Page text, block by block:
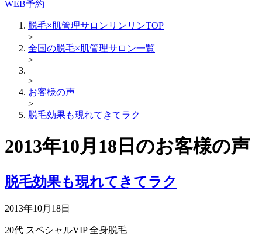
WEB予約
脱毛×肌管理サロンリンリンTOP
>
全国の脱毛×肌管理サロン一覧
>
>
お客様の声
>
脱毛効果も現れてきてラク
2013年10月18日のお客様の声
脱毛効果も現れてきてラク
2013年10月18日
20代 スペシャルVIP 全身脱毛